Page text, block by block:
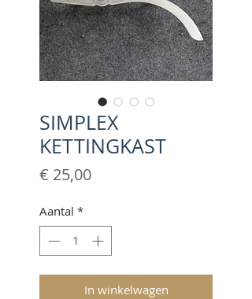
SIMPLEX
KETTINGKAST
€ 25,00Prijs
Aantal *
In winkelwagen